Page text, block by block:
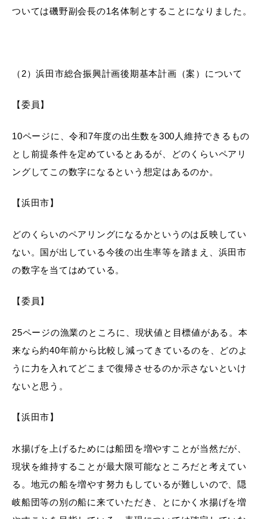
公共施設
便利なサービス
気象情報リンク集
ごみ分別早見表
窓口案内
ついては磯野副会長の1名体制とすることになりました。
（2）浜田市総合振興計画後期基本計画（案）について
【委員】
10ページに、令和7年度の出生数を300人維持できるもの
とし前提条件を定めているとあるが、どのくらいペアリ
ングしてこの数字になるという想定はあるのか。
【浜田市】
どのくらいのペアリングになるかというのは反映してい
ない。国が出している今後の出生率等を踏まえ、浜田市
の数字を当てはめている。
【委員】
25ページの漁業のところに、現状値と目標値がある。本
来なら約40年前から比較し減ってきているのを、どのよ
うに力を入れてどこまで復帰させるのか示さないといけ
ないと思う。
【浜田市】
水揚げを上げるためには船団を増やすことが当然だが、
現状を維持することが最大限可能なところだと考えてい
る。地元の船を増やす努力もしているが難しいので、隠
岐船団等の別の船に来ていただき、とにかく水揚げを増